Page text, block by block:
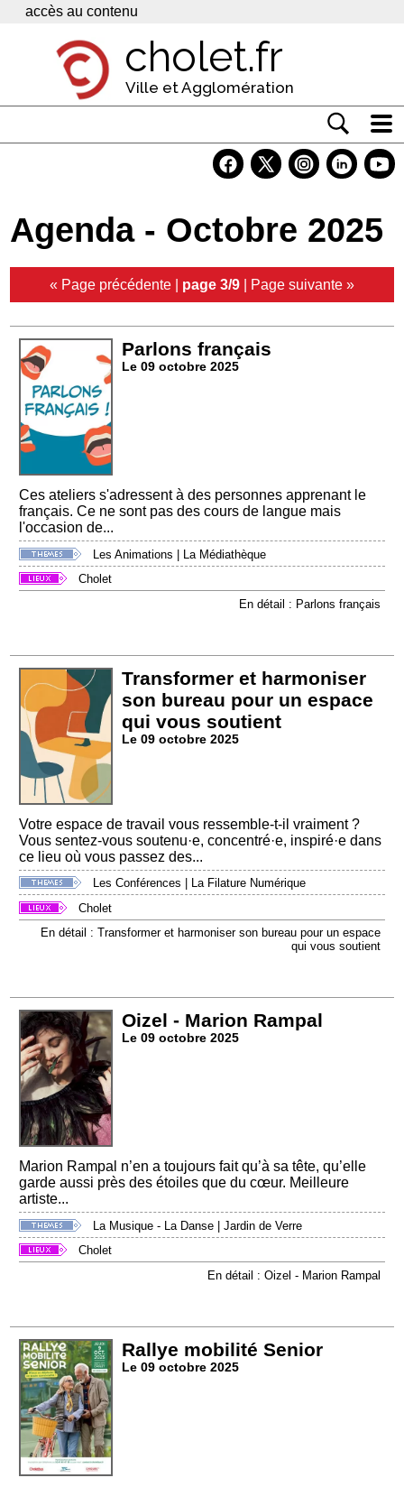
Panneau de gestion des cookies
accès au contenu
cholet.fr
Ville et Agglomération
Economie
Services
Agenda - Octobre 2025
« Page précédente | page 3/9 | Page suivante »
Parlons français
Le 09 octobre 2025
Ces ateliers s'adressent à des personnes apprenant le
français. Ce ne sont pas des cours de langue mais
l'occasion de...
Les Animations | La Médiathèque
Cholet
En détail : Parlons français
Transformer et harmoniser
son bureau pour un espace
qui vous soutient
Le 09 octobre 2025
Votre espace de travail vous ressemble-t-il vraiment ?
Vous sentez-vous soutenu·e, concentré·e, inspiré·e dans
ce lieu où vous passez des...
Les Conférences
La Filature Numérique
Cholet
En détail : Transformer et harmoniser son bureau pour un espace
qui vous soutient
Oizel - Marion Rampal
Le 09 octobre 2025
Marion Rampal n’en a toujours fait qu’à sa tête, qu’elle
garde aussi près des étoiles que du cœur. Meilleure
artiste...
La Musique - La Danse |Jardin de Verre
Cholet
En détail : Oizel - Marion Rampal
Rallye mobilité Senior
Le 09 octobre 2025